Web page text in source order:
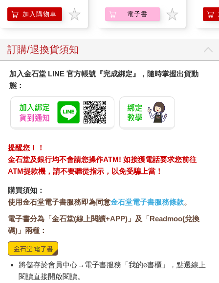
哥德式設計也運用在台灣的歷史建築上，包括花蓮港出張所與台
薰）。其他尚有牛眼窗、拱心石、牛腿飾柱、山牆等，均是欣賞
的重點。
★認識東洋建築元素──必賞日式老屋16選
欣賞日式老屋之美，認識東洋建築詞彙是重要的線索。本單元精
選16項必賞日式建築元素，一窺老屋經典的造型式樣、建材工
法、裝飾擺設及生活空間運用等，遊賞之餘，有更多知性的收
◆屋頂（屋根）
日式屋頂林林總總大約有十來項，在台灣常見的大概有四種，包
括切妻屋根、寄棟屋根、入母屋根以及方形屋根（或稱寶形
造），這幾種形式多來自中國，也各有不同名稱。切妻屋根為懸
山頂，屬雙坡式屋頂，長方形空間，常見於神社；寄棟屋根為廡
殿式樣，為五脊四坡式，屋頂有四面斜坡，常稱為「四阿頂」，
柱攢尖，常見於佛寺及武德殿。◆欄間
指介於和室屋內天花板與拉門之間的通風、透氣、採光隔屏，通
常以鏤空雕刻或竹枝木枝交錯榫接的手法裝飾，簡單或華麗的式
樣皆有；台灣多為梳子狀或格狀形式，鏤刻則有自然山水景色的
圖案。
加入購物車 電子書
訂購/退換貨須知
加入金石堂 LINE 官方帳號『完成綁定』，隨時掌握出貨動
態：
提醒您！！
金石堂及銀行均不會請您操作ATM! 如接獲電話要求您前往
ATM提款機，請不要聽從指示，以免受騙上當！
購買須知：
使用金石堂電子書服務即為同意金石堂電子書服務條款。
電子書分為「金石堂(線上閱讀+APP)」及「Readmoo(兌換
碼)」兩種：
將儲存於會員中心→電子書服務「我的e書櫃」，點選線上
閱讀直接開啟閱讀。